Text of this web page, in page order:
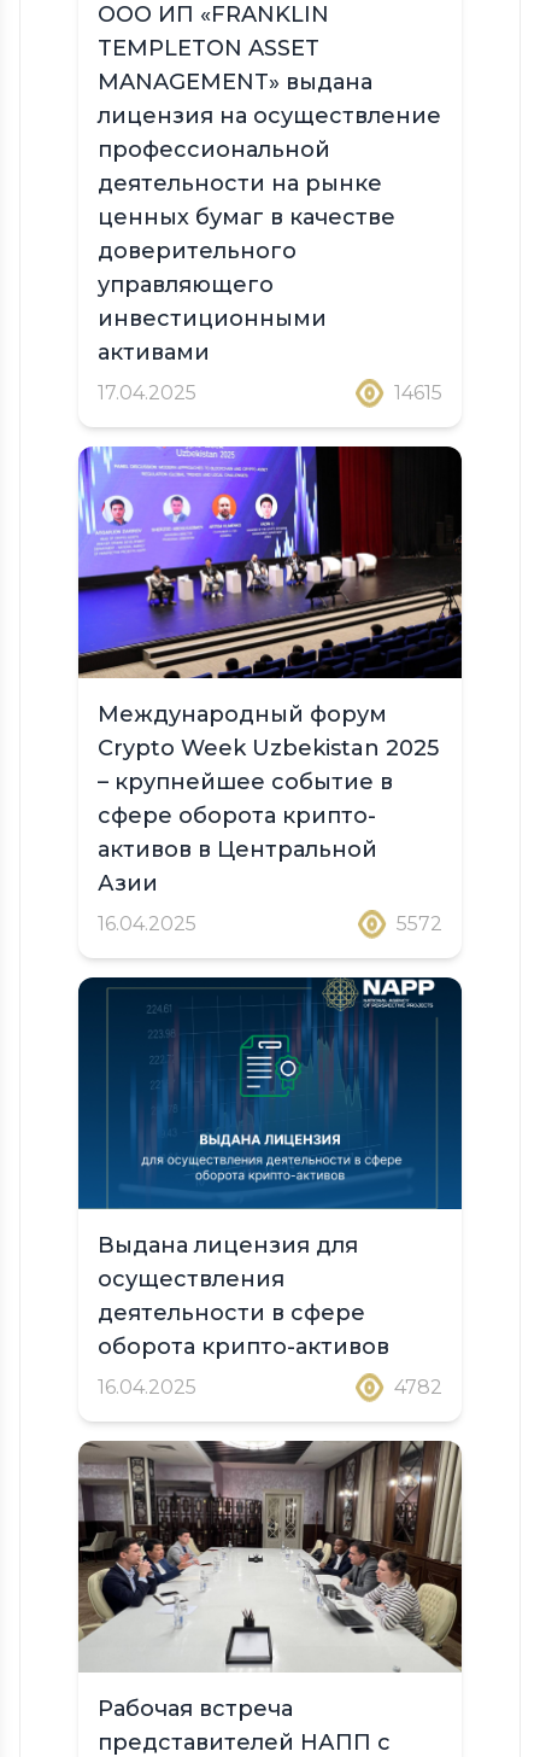
ООО ИП «FRANKLIN
TEMPLETON ASSET
MANAGEMENT» выдана
лицензия на осуществление
профессиональной
деятельности на рынке
ценных бумаг в качестве
доверительного
управляющего
инвестиционными
активами
17.04.2025 14615
Международный форум
Crypto Week Uzbekistan 2025
– крупнейшее событие в
сфере оборота крипто-
активов в Центральной
Азии
16.04.2025 5572
Выдана лицензия для
осуществления
деятельности в сфере
оборота крипто-активов
16.04.2025 4782
Рабочая встреча
представителей НАПП с